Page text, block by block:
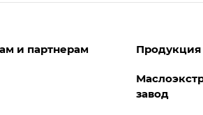
и партнерам Продукция
завод